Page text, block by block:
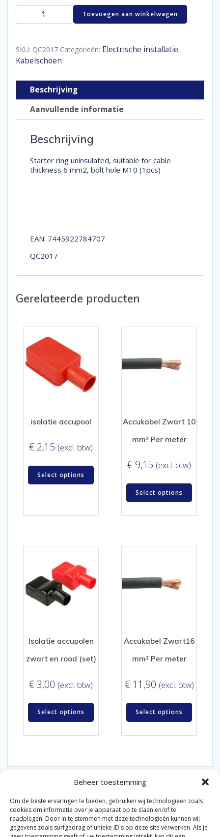
Beheer toestemming
Om de beste ervaringen te bieden, gebruiken wij technologieën zoals
cookies om informatie over je apparaat op te slaan en/of te
raadplegen. Door in te stemmen met deze technologieën kunnen wij
gegevens zoals surfgedrag of unieke ID's op deze site verwerken. Als je
starteroog
ongeïsoleerd
M10
aantal
Toevoegen aan winkelwagen
SKU: QC2017 Categorieën: Electrische installatie,
Kabelschoen
Beschrijving
Aanvullende informatie
Beschrijving
Starter ring uninsulated, suitable for cable
thickness 6 mm2, bolt hole M10 (1pcs)
EAN: 7445922784707
QC2017
Gerelateerde producten
isolatie accupool
€ 2,15 (excl. btw)
Select options
Accukabel Zwart 10
mm² Per meter
€ 9,15 (excl. btw)
Select options
Isolatie accupolen
zwart en rood (set)
€ 3,00 (excl. btw)
Select options
Accukabel Zwart16
mm² Per meter
€ 11,90 (excl. btw)
Select options
© 2026 Van der Bel Las en Radiateurenbedrijf.